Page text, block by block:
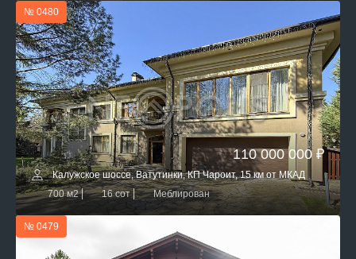
№ 0480
110 000 000 ₽
Калужское шоссе, Ватутинки, КП Чароит, 15 км от МКАД
700 м2
16 сот Меблирован
№ 0479